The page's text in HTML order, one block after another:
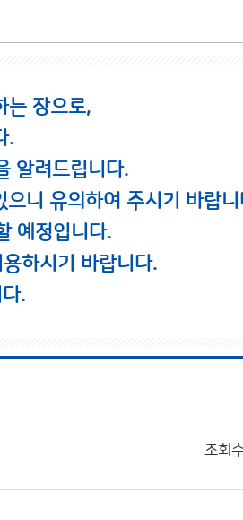
는 장으로,
.
알려드립니다.
니 유의하여 주시기 바랍니
예정입니다.
하시기 바랍니다.
.
조회